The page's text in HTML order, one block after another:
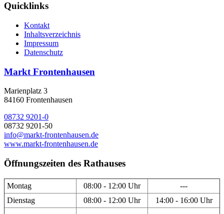
Quicklinks
Kontakt
Inhaltsverzeichnis
Impressum
Datenschutz
Markt Frontenhausen
Marienplatz 3
84160 Frontenhausen
08732 9201-0
08732 9201-50
info@markt-frontenhausen.de
www.markt-frontenhausen.de
Öffnungszeiten des Rathauses
Montag 08:00 - 12:00 Uhr
---
Dienstag
08:00 - 12:00 Uhr 14:00 - 16:00 Uhr